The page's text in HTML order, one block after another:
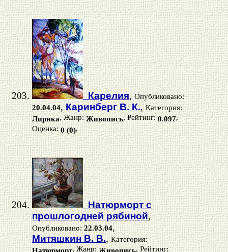
Карелия,Опубликовано:
20.04.04,Каринберг В. К.,Категория:
Лирика, Жанр:Живопись, Рейтинг:0.097,
Оценка:0 (0),
Натюрморт с
прошлогодней рябиной,
Опубликовано: 22.03.04,
Митяшкин В. В.,Категория: